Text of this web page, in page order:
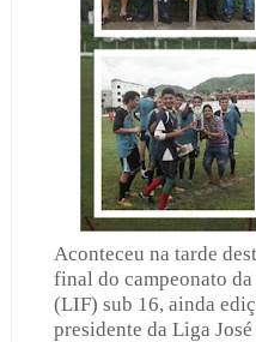
Aconteceu na tarde
final do campeonato
(LIF) sub 16, ainda
presidente da Liga